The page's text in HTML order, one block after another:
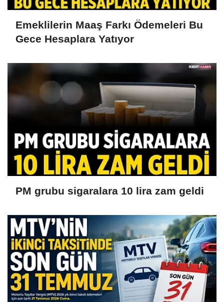
Emeklilerin Maaş Farkı Ödemeleri Bu
Gece Hesaplara Yatıyor
PM grubu sigaralara 10 lira zam geldi